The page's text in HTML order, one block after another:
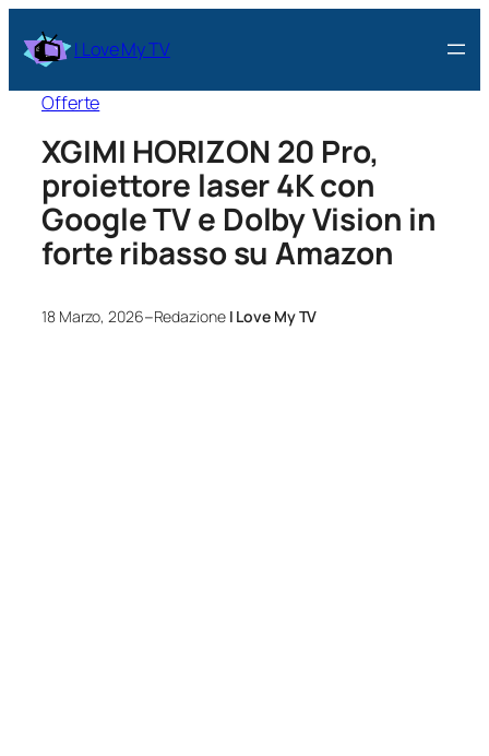
I Love My TV
Offerte
XGIMI HORIZON 20 Pro,
proiettore laser 4K con
Google TV e Dolby Vision in
forte ribasso su Amazon
18 Marzo, 2026–Redazione I Love My TV